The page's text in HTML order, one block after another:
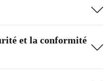
et la conformité